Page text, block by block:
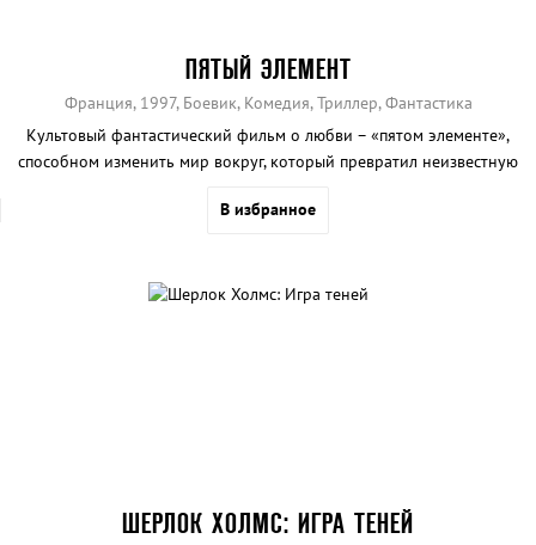
ПЯТЫЙ ЭЛЕМЕНТ
Франция, 1997, Боевик, Комедия, Триллер, Фантастика
Культовый фантастический фильм о любви – «пятом элементе»,
способном изменить мир вокруг, который превратил неизвестную
В избранное
ШЕРЛОК ХОЛМС: ИГРА ТЕНЕЙ